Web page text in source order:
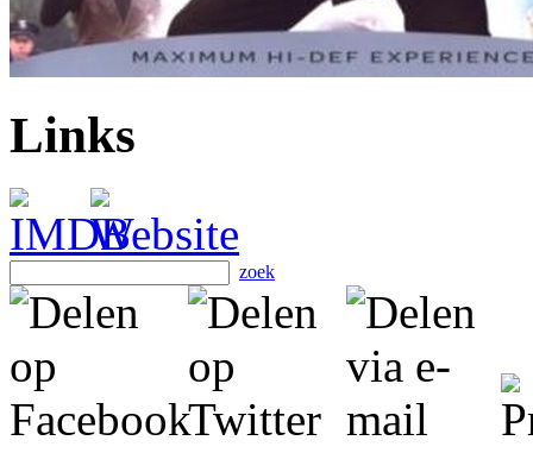
Links
zoek